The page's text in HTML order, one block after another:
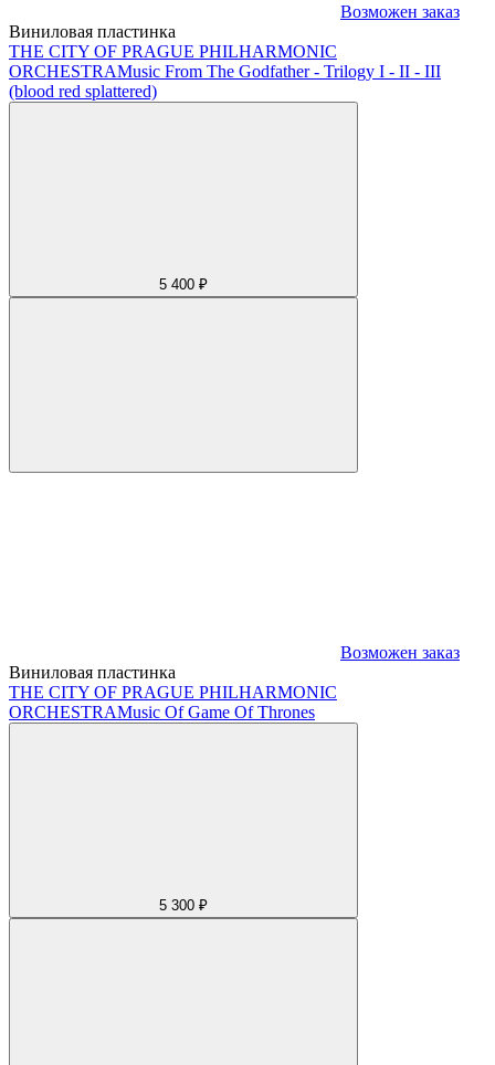
Возможен заказ
Виниловая пластинка
THE CITY OF PRAGUE PHILHARMONIC
ORCHESTRAMusic From The Godfather - Trilogy I - II - III
(blood red splattered)
5 400 ₽
Возможен заказ
Виниловая пластинка
THE CITY OF PRAGUE PHILHARMONIC
ORCHESTRAMusic Of Game Of Thrones
5 300 ₽